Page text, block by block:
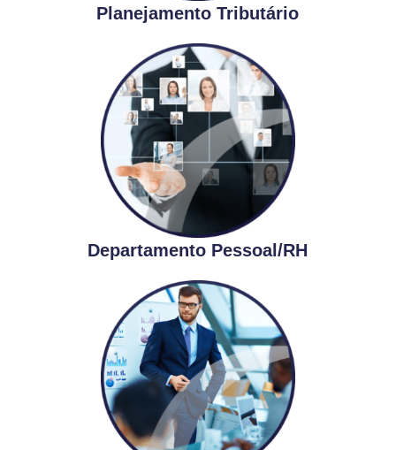
Planejamento Tributário
Departamento Pessoal/RH